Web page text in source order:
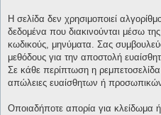
Η σελίδα δεν χρησιμοποιεί
δεδομένα που διακινούνται μέσω
κωδικούς, μηνύματα. Σας
μεθόδους για την αποστολή
Σε κάθε περίπτωση η
απώλειες ευαίσθητων ή
Οποιαδήποτε απορία για κλείδωμα